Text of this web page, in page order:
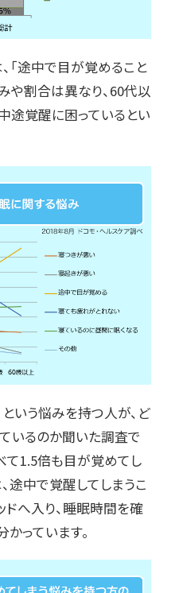
「途中で目が覚めること
や割合は異なり、60代以
途覚醒に困っているとい
いう悩みを持つ人が、ど
いるのか聞いた調査で
て1.5倍も目が覚めてし
途中で覚醒してしまうこ
ドへ入り、睡眠時間を確
っています。